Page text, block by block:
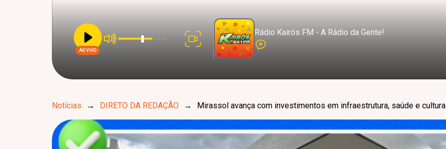
AO VIVO
Rádio Kairós FM - A Rádio da Gente!
Notícias → DIRETO DA REDAÇÃO → Mirassol avança com investimentos em infraestrutura, saúde e cultura